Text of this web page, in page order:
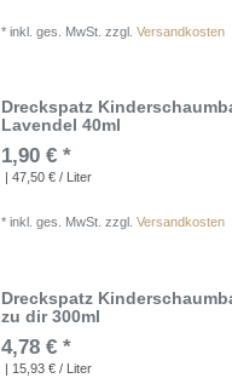
*inkl. ges. MwSt. zzgl.Versandkosten
Dreckspatz
Lavendel 40ml
1,90 € *
| 47,50 € / Liter
*inkl. ges. MwSt. zzgl.Versandkosten
Dreckspatz
zu dir 300ml
4,78 € *
| 15,93 € / Liter